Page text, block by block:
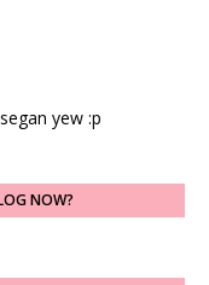
yew :p
NOW?